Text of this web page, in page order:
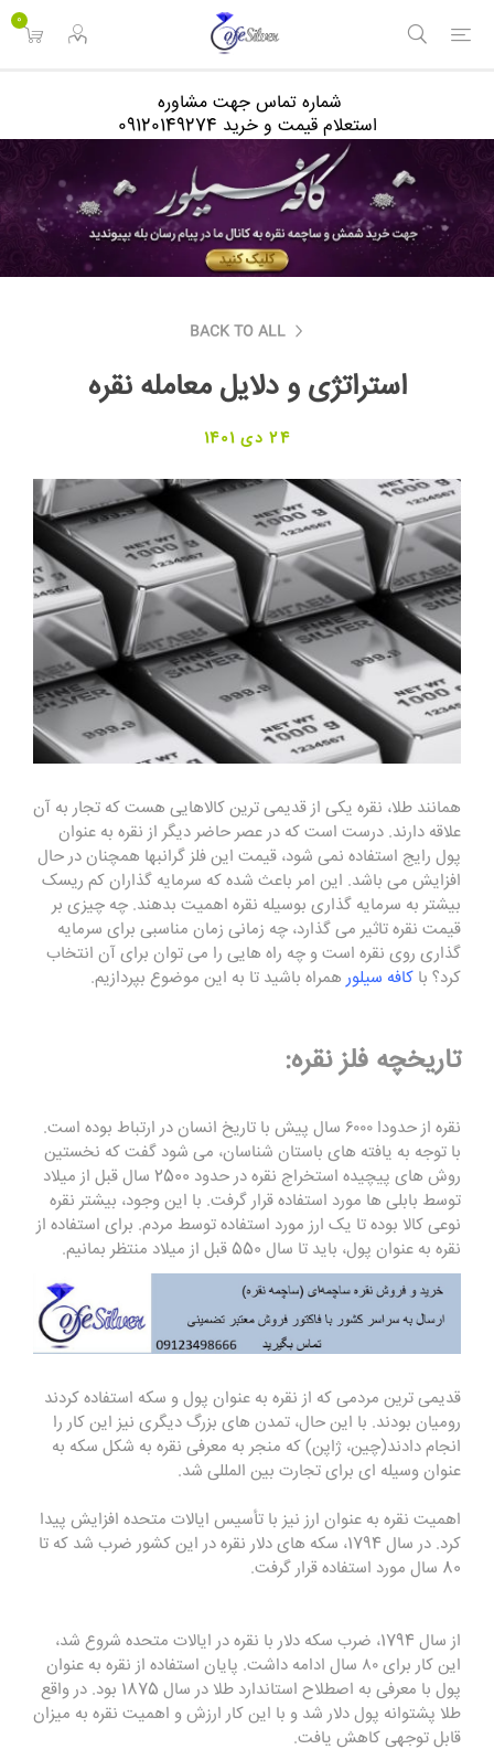
0
شماره تماس جهت مشاوره
استعلام قیمت و خرید 09120149274
BACK TO ALL
استراتژی و دلایل معامله نقره
24 دی 1401
همانند طلا، نقره یکی از قدیمی ترین کالاهایی هست که تجار به آن
علاقه دارند. درست است که در عصر حاضر دیگر از نقره به عنوان
پول رایج استفاده نمی شود، قیمت این فلز گرانبها همچنان در حال
افزایش می باشد. این امر باعث شده که سرمایه گذاران کم ریسک
بیشتر به سرمایه گذاری بوسیله نقره اهمیت بدهند. چه چیزی بر
قیمت نقره تاثیر می گذارد، چه زمانی زمان مناسبی برای سرمایه
گذاری روی نقره است و چه راه هایی را می توان برای آن انتخاب
کرد؟ با کافه سیلور همراه باشید تا به این موضوع بپردازیم.
تاریخچه فلز نقره:
نقره از حدودا ۶۰۰۰ سال پیش با تاریخ انسان در ارتباط بوده است.
با توجه به یافته های باستان شناسان، می شود گفت که نخستین
روش های پیچیده استخراج نقره در حدود 2500 سال قبل از میلاد
توسط بابلی ها مورد استفاده قرار گرفت. با این وجود، بیشتر نقره
نوعی کالا بوده تا یک ارز مورد استفاده توسط مردم. برای استفاده از
نقره به عنوان پول، باید تا سال 550 قبل از میلاد منتظر بمانیم.
قدیمی ترین مردمی که از نقره به عنوان پول و سکه استفاده کردند
رومیان بودند. با این حال، تمدن های بزرگ دیگری نیز این کار را
انجام دادند(چین، ژاپن) که منجر به معرفی نقره به شکل سکه به
عنوان وسیله ای برای تجارت بین المللی شد.
اهمیت نقره به عنوان ارز نیز با تأسیس ایالات متحده افزایش پیدا
کرد. در سال 1794، سکه های دلار نقره در این کشور ضرب شد که تا
80 سال مورد استفاده قرار گرفت.
از سال 1794، ضرب سکه دلار با نقره در ایالات متحده شروع شد،
این کار برای ۸۰ سال ادامه داشت. پایان استفاده از نقره به عنوان
پول با معرفی به اصطلاح استاندارد طلا در سال 1875 بود. در واقع
طلا پشتوانه پول دلار شد و با این کار ارزش و اهمیت نقره به میزان
قابل توجهی کاهش یافت.